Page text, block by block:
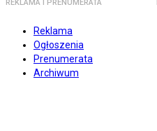
REKLAMA I PRENUMERATA
Reklama
Ogłoszenia
Prenumerata
Archiwum